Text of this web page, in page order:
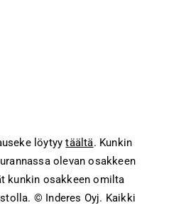
löytyytäältä. Kunkin
olevan osakkeen
kunkin osakkeen omilta
© Inderes Oyj. Kaikki